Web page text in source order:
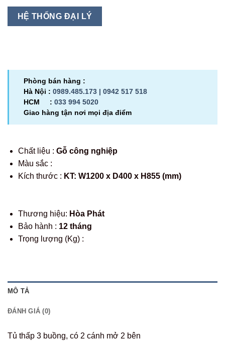
HỆ THỐNG ĐẠI LÝ
Phòng bán hàng :
Hà Nội : 0989.485.173 | 0942 517 518
HCM : 033 994 5020
Giao hàng tận nơi mọi địa điểm
Chất liệu : Gỗ công nghiệp
Màu sắc :
Kích thước : KT: W1200 x D400 x H855 (mm)
Thương hiệu: Hòa Phát
Bảo hành : 12 tháng
Trọng lượng (Kg) :
MÔ TẢ
ĐÁNH GIÁ (0)
Tủ thấp 3 buồng, có 2 cánh mở 2 bên